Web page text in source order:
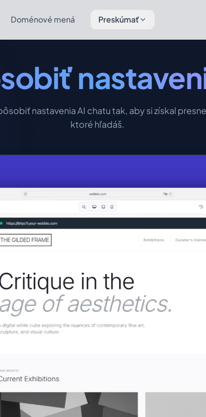
Doménové mená Preskúmať
nastavenia AI chatu tak, aby si získal
ktoré hľadáš.